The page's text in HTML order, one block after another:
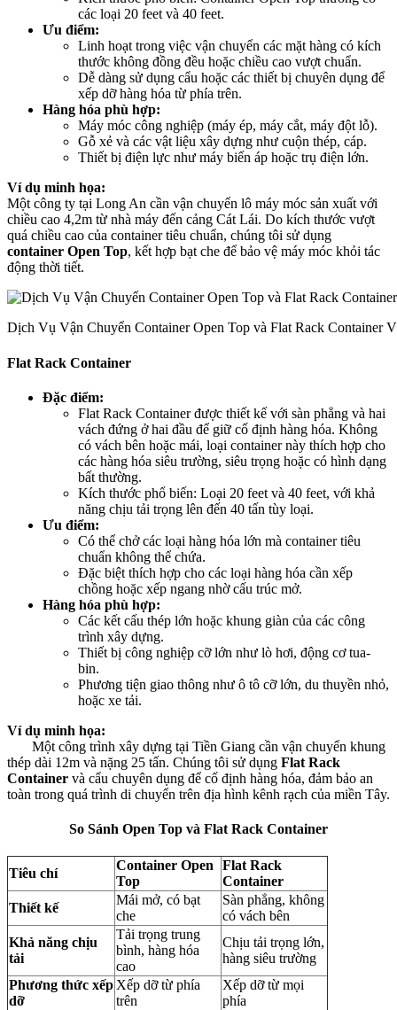
các loại 20 feet và 40 feet.
Ưu điểm:
Linh hoạt trong việc vận chuyển các mặt hàng có kích
thước không đồng đều hoặc chiều cao vượt chuẩn.
Dễ dàng sử dụng cẩu hoặc các thiết bị chuyên dụng để
xếp dỡ hàng hóa từ phía trên.
Hàng hóa phù hợp:
Máy móc công nghiệp (máy ép, máy cắt, máy đột lỗ).
Gỗ xẻ và các vật liệu xây dựng như cuộn thép, cáp.
Thiết bị điện lực như máy biến áp hoặc trụ điện lớn.
Ví dụ minh họa:
Một công ty tại Long An cần vận chuyển lô máy móc sản xuất với
chiều cao 4,2m từ nhà máy đến cảng Cát Lái. Do kích thước vượt
quá chiều cao của container tiêu chuẩn, chúng tôi sử dụng
container Open Top, kết hợp bạt che để bảo vệ máy móc khỏi tác
động thời tiết.
Dịch Vụ Vận Chuyển Container Open Top và Flat Rack Container
Flat Rack Container
Đặc điểm:
Flat Rack Container được thiết kế với sàn phẳng và hai
vách đứng ở hai đầu để giữ cố định hàng hóa. Không
có vách bên hoặc mái, loại container này thích hợp cho
các hàng hóa siêu trường, siêu trọng hoặc có hình dạng
bất thường.
Kích thước phổ biến: Loại 20 feet và 40 feet, với khả
năng chịu tải trọng lên đến 40 tấn tùy loại.
Ưu điểm:
Có thể chở các loại hàng hóa lớn mà container tiêu
chuẩn không thể chứa.
Đặc biệt thích hợp cho các loại hàng hóa cần xếp
chồng hoặc xếp ngang nhờ cấu trúc mở.
Hàng hóa phù hợp:
Các kết cấu thép lớn hoặc khung giàn của các công
trình xây dựng.
Thiết bị công nghiệp cỡ lớn như lò hơi, động cơ tua-
bin.
Phương tiện giao thông như ô tô cỡ lớn, du thuyền nhỏ,
hoặc xe tải.
Ví dụ minh họa:
Một công trình xây dựng tại Tiền Giang cần vận chuyển khung
thép dài 12m và nặng 25 tấn. Chúng tôi sử dụng Flat Rack
Container và cẩu chuyên dụng để cố định hàng hóa, đảm bảo an
toàn trong quá trình di chuyển trên địa hình kênh rạch của miền Tây.
So Sánh Open Top và Flat Rack Container
Tiêu chí
Container Open
Top
Flat Rack
Container
Thiết kế
Mái mở, có bạt
che
Sàn phẳng, không
có vách bên
Khả năng chịu
tải
Tải trọng trung
bình, hàng hóa
cao
Chịu tải trọng lớn,
hàng siêu trường
Phương thức xếp
dỡ
Xếp dỡ từ phía
trên
Xếp dỡ từ mọi
phía